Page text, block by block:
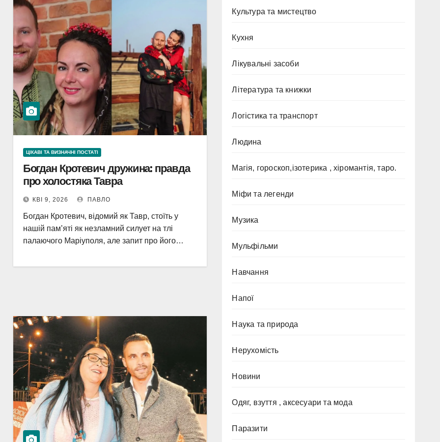
ЦІКАВІ ТА ВИЗНАЧНІ ПОСТАТІ
Богдан Кротевич дружина: правда
про холостяка Тавра
КВІ 9, 2026 ПАВЛО
Богдан Кротевич, відомий як Тавр, стоїть у
нашій пам’яті як незламний силует на тлі
палаючого Маріуполя, але запит про його…
Культура та мистецтво
Кухня
Лікувальні засоби
Література та книжки
Логістика та транспорт
Людина
Магія, гороскоп,ізотерика , хіромантія, таро.
Міфи та легенди
Музика
Мульфільми
Навчання
Напої
Наука та природа
Нерухомість
Новини
Одяг, взуття , аксесуари та мода
Паразити